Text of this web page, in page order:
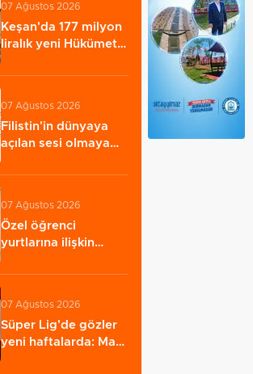
07 Ağustos 2026
Keşan'da 177 milyon
liralık yeni Hükümet
07 Ağustos 2026
Filistin'in dünyaya
açılan sesi olmaya
07 Ağustos 2026
Özel öğrenci
yurtlarına ilişkin
değişikliği...…
07 Ağustos 2026
Süper Lig'de gözler
yeni haftalarda: Maç